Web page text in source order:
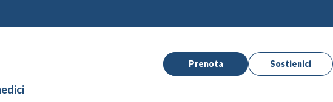
Prenota Sostienici